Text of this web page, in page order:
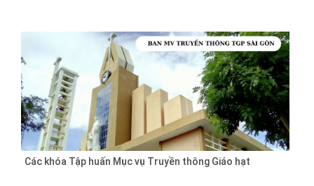
Các khóa Tập huấn Mục vụ Truyền thông Giáo hạt